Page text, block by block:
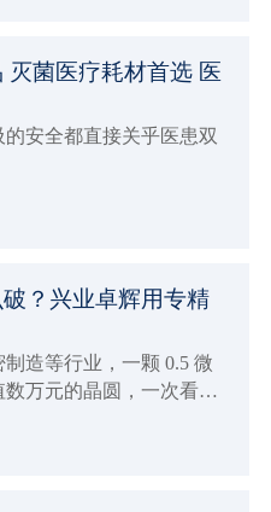
灭菌医疗耗材首选 医
安全都直接关乎医患双
？兴业卓辉用专精
造等行业，一颗 0.5 微
万元的晶圆，一次看不
致的全球制造业损失高